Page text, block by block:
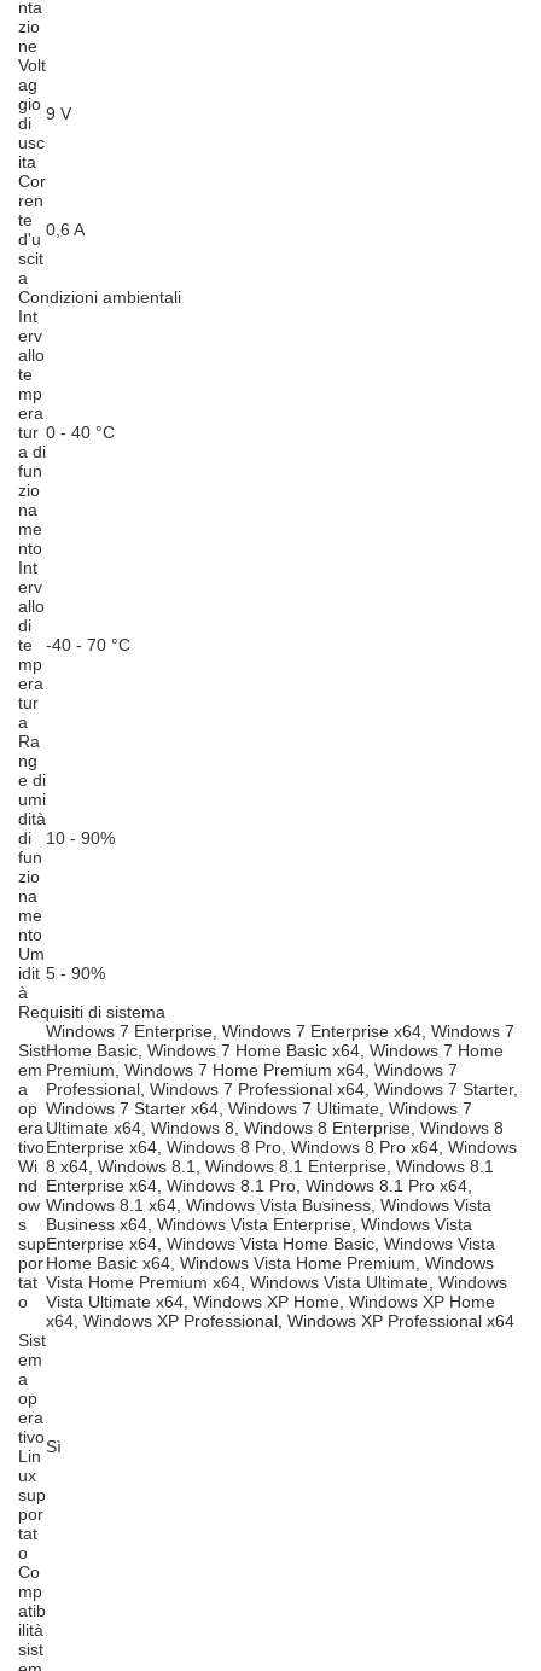
nta
zio
ne
Volt
ag
gio
di
usc
ita
9 V
Cor
ren
te
d'u
scit
a
0,6 A
Condizioni ambientali
Int
erv
allo
te
mp
era
tur
a di
fun
zio
na
me
nto
0 - 40 °C
Int
erv
allo
di
te
mp
era
tur
a
-40 - 70 °C
Ra
ng
e di
umi
dità
di
fun
zio
na
me
nto
10 - 90%
Um
idit
à
5 - 90%
Requisiti di sistema
Sist
em
a
op
era
tivo
Wi
nd
ow
s
sup
por
tat
o
Windows 7 Enterprise, Windows 7 Enterprise x64, Windows 7
Home Basic, Windows 7 Home Basic x64, Windows 7 Home
Premium, Windows 7 Home Premium x64, Windows 7
Professional, Windows 7 Professional x64, Windows 7 Starter,
Windows 7 Starter x64, Windows 7 Ultimate, Windows 7
Ultimate x64, Windows 8, Windows 8 Enterprise, Windows 8
Enterprise x64, Windows 8 Pro, Windows 8 Pro x64, Windows
8 x64, Windows 8.1, Windows 8.1 Enterprise, Windows 8.1
Enterprise x64, Windows 8.1 Pro, Windows 8.1 Pro x64,
Windows 8.1 x64, Windows Vista Business, Windows Vista
Business x64, Windows Vista Enterprise, Windows Vista
Enterprise x64, Windows Vista Home Basic, Windows Vista
Home Basic x64, Windows Vista Home Premium, Windows
Vista Home Premium x64, Windows Vista Ultimate, Windows
Vista Ultimate x64, Windows XP Home, Windows XP Home
x64, Windows XP Professional, Windows XP Professional x64
Sist
em
a
op
era
tivo
Lin
ux
sup
por
tat
o
Sì
Co
mp
atib
ilità
sist